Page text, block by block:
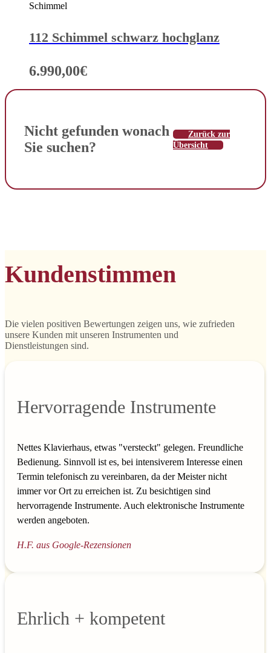
Schimmel
112 Schimmel schwarz hochglanz
6.990,00€
Nicht gefunden wonach
Sie suchen?
Zurück zur
Übersicht
Kundenstimmen
Die vielen positiven Bewertungen zeigen uns, wie zufrieden
unsere Kunden mit unseren Instrumenten und
Dienstleistungen sind.
Hervorragende Instrumente
Nettes Klavierhaus, etwas "versteckt" gelegen. Freundliche
Bedienung. Sinnvoll ist es, bei intensiverem Interesse einen
Termin telefonisch zu vereinbaren, da der Meister nicht
immer vor Ort zu erreichen ist. Zu besichtigen sind
hervorragende Instrumente. Auch elektronische Instrumente
werden angeboten.
H.F. aus Google-Rezensionen
Ehrlich + kompetent